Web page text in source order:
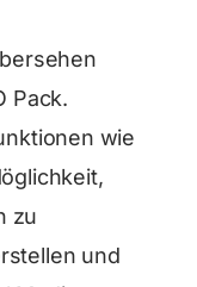
Pack.
wie
zu
und